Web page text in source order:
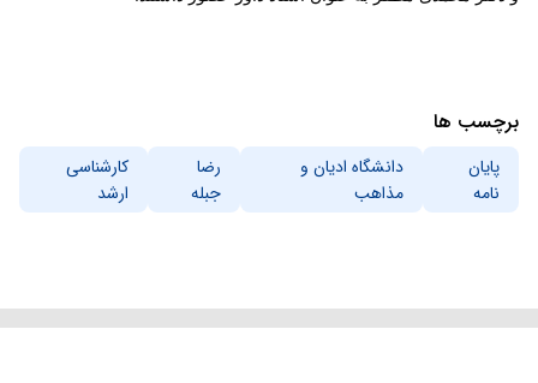
برچسب ها
پایان
نامه
دانشگاه ادیان و
مذاهب
رضا
جبله
کارشناسی
ارشد